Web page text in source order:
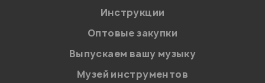
на обработку персональных данных в
Политикой в отношении обработки
персональных данных.
Введите проверочное число:
Инструкции
Оптовые закупки
Выпускаем вашу музыку
Музей инструментов